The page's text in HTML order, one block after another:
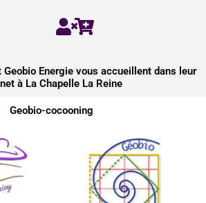
Geobio Energie vous accueillent dans leur
à La Chapelle La Reine
Geobio-cocooning